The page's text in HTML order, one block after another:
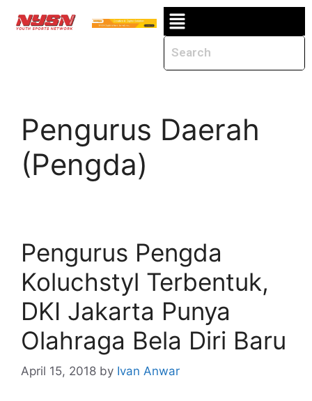
Pengurus Daerah
(Pengda)
Pengurus Pengda
Koluchstyl Terbentuk,
DKI Jakarta Punya
Olahraga Bela Diri Baru
April 15, 2018 by Ivan Anwar